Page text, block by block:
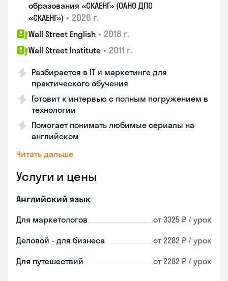
образования «СКАЕНГ» (ОАНО ДПО
«СКАЕНГ») • 2026 г.
Wall Street English • 2018 г.
Wall Street Institute • 2011 г.
Разбирается в IT и маркетинге для
практического обучения
Готовит к интервью с полным погружением в
технологии
Помогает понимать любимые сериалы на
английском
Читать дальше
Услуги и цены
Английский язык
Для маркетологов от 3325 ₽ / урок
Деловой - для бизнеса от 2282 ₽ / урок
Для путешествий от 2282 ₽ / урок